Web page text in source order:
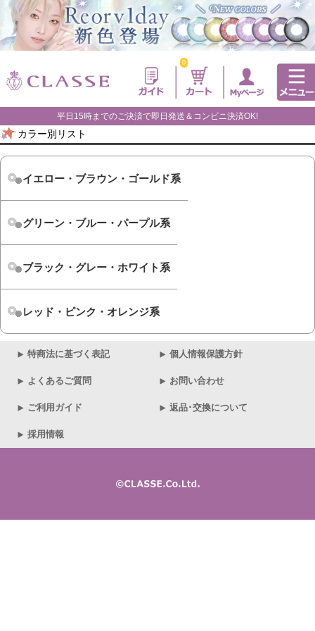
0
平日15時までのご決済で即日発送＆コンビニ決済OK!
カラー別リスト
イエロー・ブラウン・ゴールド系
グリーン・ブルー・パープル系
ブラック・グレー・ホワイト系
レッド・ピンク・オレンジ系
特商法に基づく表記 個人情報保護方針
よくあるご質問 お問い合わせ
ご利用ガイド 返品･交換について
採用情報